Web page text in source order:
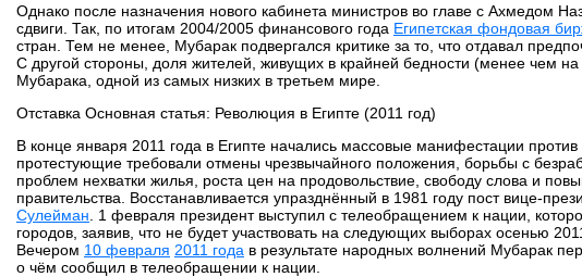
Однако после назначения нового кабинета министров во главе с Ахмедом
сдвиги. Так, по итогам 2004/2005 финансового года Египетская фондовая
стран. Тем не менее, Мубарак подвергался критике за то, что отдавал
С другой стороны, доля жителей, живущих в крайней бедности (менее чем
Мубарака, одной из самых низких в третьем мире.
Отставка Основная статья: Революция в Египте (2011 год)
В конце января 2011 года в Египте начались массовые манифестации
протестующие требовали отмены чрезвычайного положения, борьбы с
проблем нехватки жилья, роста цен на продовольствие, свободу слова и
правительства. Восстанавливается упразднённый в 1981 году пост вице-
Сулейман . 1 февраля президент выступил с телеобращением к нации,
городов, заявив, что не будет участвовать на следующих выборах осенью
Вечером 10 февраля 2011 года в результате народных волнений Мубарак
о чём сообщил в телеобращении к нации.